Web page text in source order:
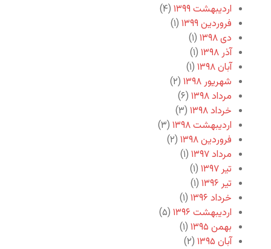
اردیبهشت ۱۳۹۹
(۴)
فروردین ۱۳۹۹
(۱)
دی ۱۳۹۸
(۱)
آذر ۱۳۹۸
(۱)
آبان ۱۳۹۸
(۱)
شهریور ۱۳۹۸
(۲)
مرداد ۱۳۹۸
(۶)
خرداد ۱۳۹۸
(۳)
اردیبهشت ۱۳۹۸
(۳)
فروردین ۱۳۹۸
(۲)
مرداد ۱۳۹۷
(۱)
تیر ۱۳۹۷
(۱)
تیر ۱۳۹۶
(۱)
خرداد ۱۳۹۶
(۱)
اردیبهشت ۱۳۹۶
(۵)
بهمن ۱۳۹۵
(۱)
آبان ۱۳۹۵
(۲)